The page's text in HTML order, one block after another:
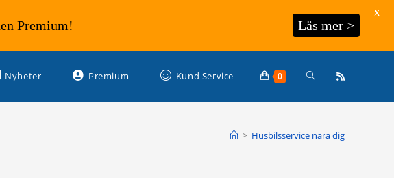
Nyheter Premium Kund Service 0 Slå
> Husbilsservice nära dig
Premium! Läs mer >
X